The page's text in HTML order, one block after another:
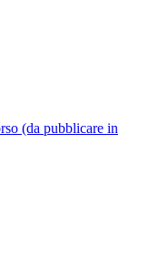
(da pubblicare in